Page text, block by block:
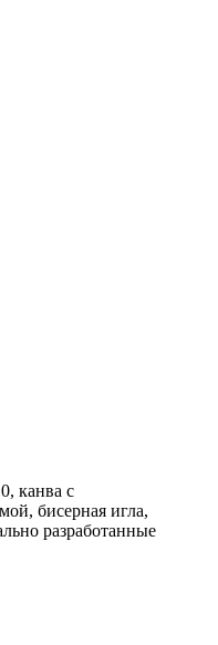
канва с
бисерная игла,
разработанные